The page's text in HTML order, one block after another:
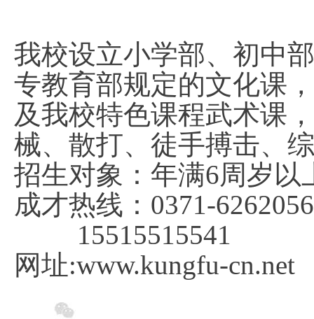
我校设立小学部、初中
专教育部规定的文化课
及我校特色课程武术课
械、散打、徒手搏击、
招生对象：年满6周岁以
成才热线： 0371-
15515515541
网址:www.kungfu-cn.net